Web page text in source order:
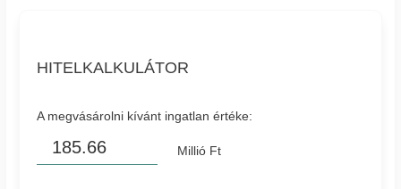
HITELKALKULÁTOR
A megvásárolni kívánt ingatlan értéke:
Millió Ft